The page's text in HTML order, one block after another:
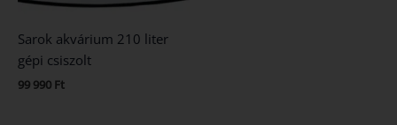
Sarok akvárium 210 liter
gépi csiszolt
99 990 Ft